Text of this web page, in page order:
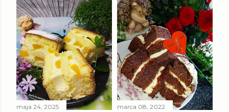
maja 24, 2025 marca 08, 2022